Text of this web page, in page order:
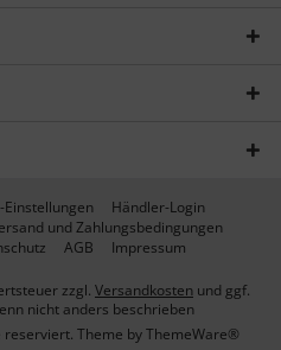
Einstellungen
Händler-Login
und Zahlungsbedingungen
AGB Impressum
zzgl. Versandkosten und ggf.
nicht anders beschrieben
reserviert. Theme byThemeWare®